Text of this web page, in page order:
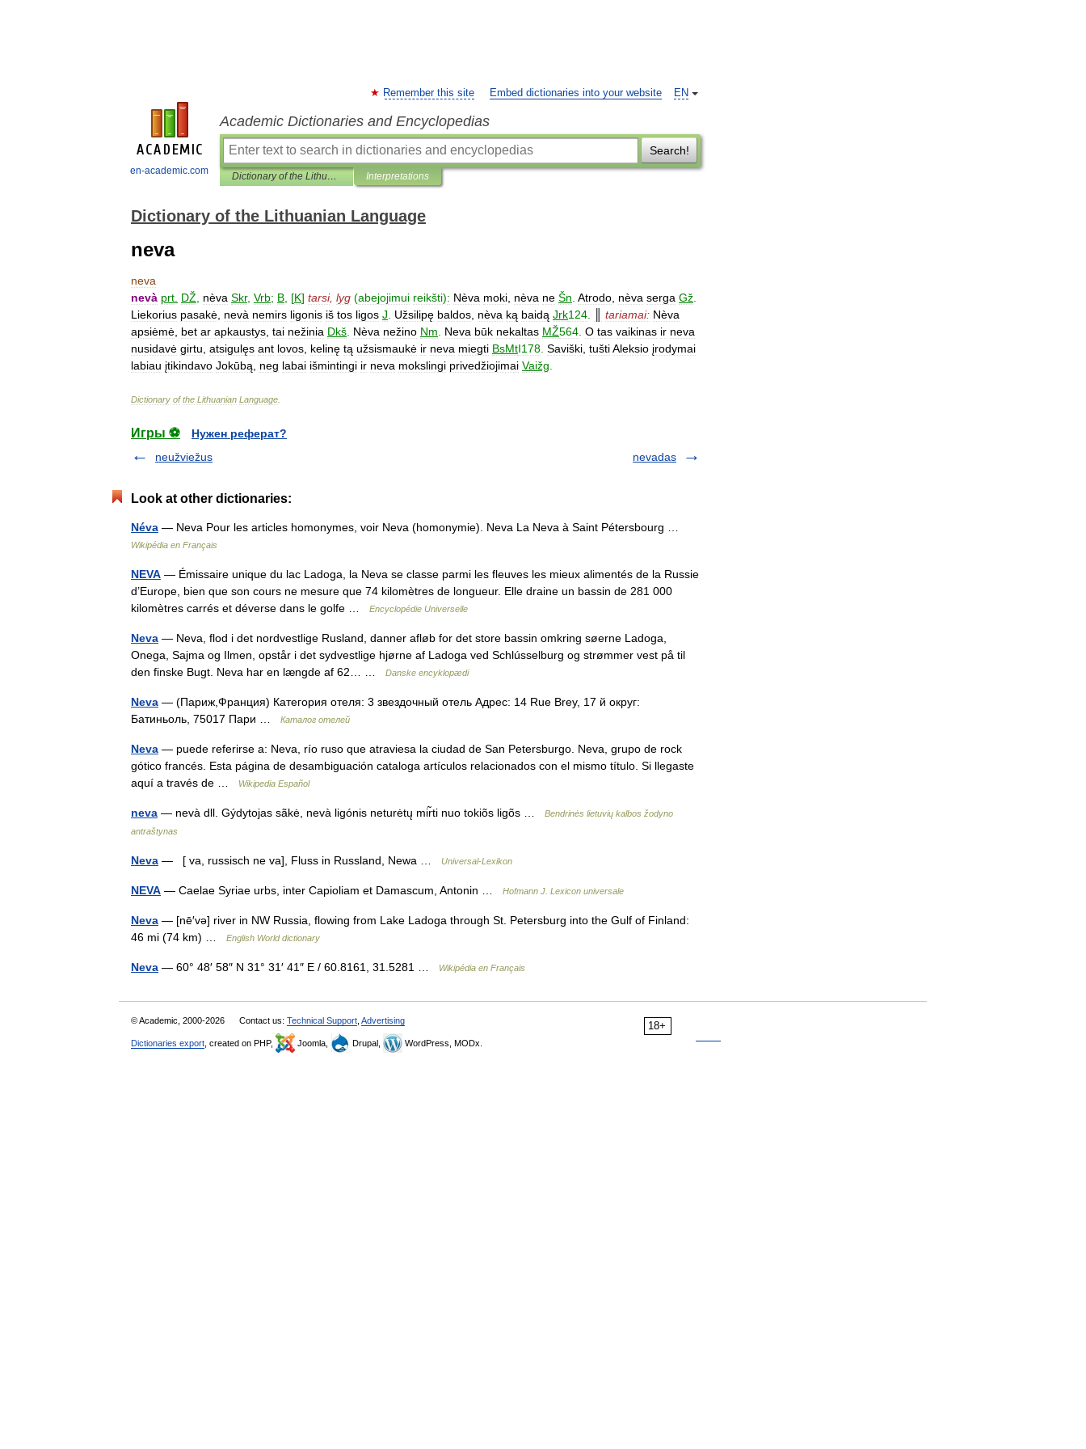
en-academic.com
EN
Remember this site Embed dictionaries into your website
Academic Dictionaries and Encyclopedias
Search!
Dictionary of the Lithuanian Language Interpretations
Dictionary of the Lithuanian Language
neva
neva
nevà prt DŽ nèva Skr, Vrb; B , [K] tarsi, lyg (abejojimui reikšti): Nèva moki nèva ne Šn Atrodo nèva serga Gž
Liekorius pasakė nevà nemirs ligonis iš tos ligos J Užsilipę baldos nèva ką baidą Jrk124 tariamai: Nèva
apsiėmė bet ar apkaustys tai nežinia Dkš Nèva nežino Nm Neva būk nekaltas MŽ564 O tas vaikinas ir neva
nusidavė girtu atsigulęs ant lovos kelinę tą užsismaukė ir neva miegti BsMtI178 Saviški tuštiAleksio įrodymai
labiau įtikindavo Jokūbą neg labai išmintingi ir neva mokslingi privedžiojimai Vaižg
Dictionary of the Lithuanian Language
Игры ⚽
Нужен реферат?
neužviežus
nevadas
Look at other dictionaries:
Néva — Neva Pour les articles homonymes, voir Neva (homonymie). Neva La Neva à Saint Pétersbourg …
Wikipédia en Français
NEVA — Émissaire unique du lac Ladoga, la Neva se classe parmi les fleuves les mieux alimentés de la Russie
d’Europe, bien que son cours ne mesure que 74 kilomètres de longueur. Elle draine un bassin de 281 000
kilomètres carrés et déverse dans le golfe …
Encyclopédie Universelle
Neva — Neva, flod i det nordvestlige Rusland, danner afløb for det store bassin omkring søerne Ladoga,
Onega, Sajma og Ilmen, opstår i det sydvestlige hjørne af Ladoga ved Schlússelburg og strømmer vest på til
den finske Bugt. Neva har en længde af 62… …
Danske encyklopædi
Neva — (Париж,Франция) Категория отеля: 3 звездочный отель Адрес: 14 Rue Brey, 17 й округ:
Батиньоль, 75017 Пари …
Каталог отелей
Neva — puede referirse a: Neva, río ruso que atraviesa la ciudad de San Petersburgo. Neva, grupo de rock
gótico francés. Esta página de desambiguación cataloga artículos relacionados con el mismo título. Si llegaste
aquí a través de …
Wikipedia Español
neva — nevà dll. Gýdytojas sãkė, nevà ligónis neturėtų mir̃ti nuo tokiõs ligõs …
Bendrinės lietuvių kalbos žodyno
antraštynas
Neva — [ va, russisch ne va], Fluss in Russland, Newa … Universal-Lexikon
NEVA — Caelae Syriae urbs, inter Capioliam et Damascum, Antonin … Hofmann J. Lexicon universale
Neva — [nē′və] river in NW Russia, flowing from Lake Ladoga through St. Petersburg into the Gulf of Finland:
46 mi (74 km) …
English World dictionary
Neva — 60° 48′ 58″ N 31° 31′ 41″ E / 60.8161, 31.5281 … Wikipédia en Français
18+
© Academic, 2000-2026 Contact us: Technical Support Advertising
Dictionaries export , created on PHP, Joomla, Drupal, WordPress, MODx.